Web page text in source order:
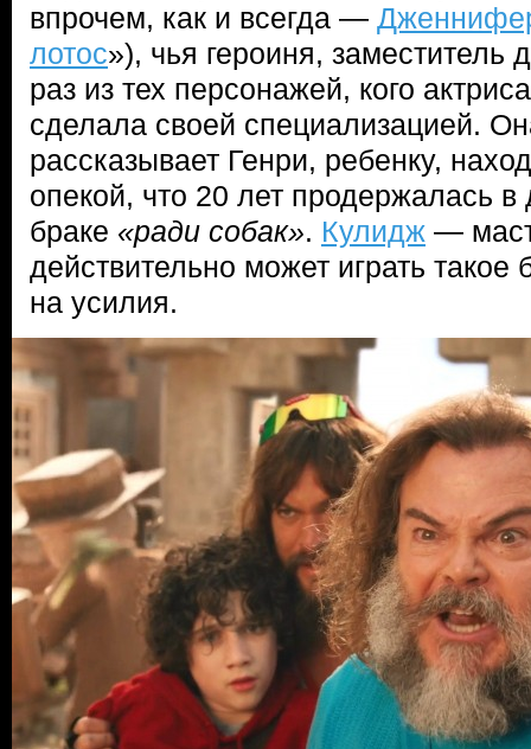
впрочем, как и всегда —
лотос»), чья героиня, заместитель
раз из тех персонажей, кого
сделала своей специализацией.
рассказывает Генри, ребенку,
опекой, что 20 лет продержалась
браке «ради собак». Кулидж —
действительно может играть
на усилия.